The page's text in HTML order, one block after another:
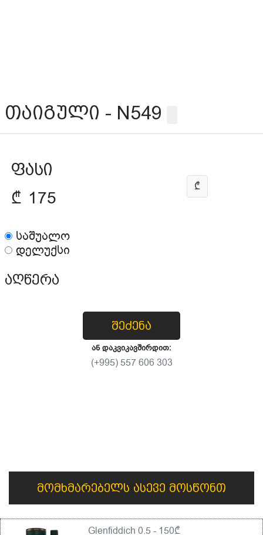
თაიგული - N549
ფასი
₾ 175
₾
საშუალო
დელუქსი
აღწერა
შეძენა
ან დაკვიკავშირდით:
(+995) 557 606 303
მომხმარებელს ასევე მოსწონთ
Glenfiddich 0.5 - 150₾